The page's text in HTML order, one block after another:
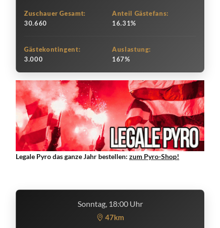
Zuschauer Gesamt:
30.660
Anteil Gästefans:
16.31%
Gästekontingent:
3.000
Auslastung:
167%
Legale Pyro das ganze Jahr bestellen: zum Pyro-Shop!
Sonntag, 18:00 Uhr
47km